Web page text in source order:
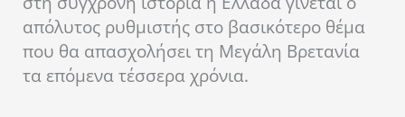
απόλυτος ρυθμιστής στο βασικότερο θέμα
που θα απασχολήσει τη Μεγάλη Βρετανία
τα επόμενα τέσσερα χρόνια.